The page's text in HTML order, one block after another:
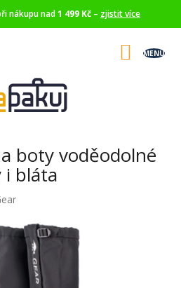
nákupu nad1 499 Kč – zjistit více
boty voděodolné
i bláta